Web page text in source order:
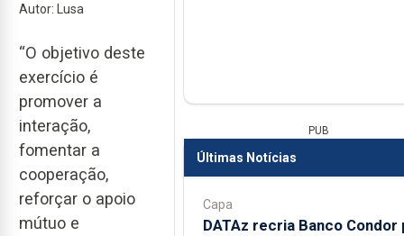
Autor: Lusa
“O objetivo deste
exercício é
promover a
interação,
fomentar a
cooperação,
reforçar o apoio
mútuo e
PUB
Últimas Notícias
Capa
DATAz recria Banco Condor